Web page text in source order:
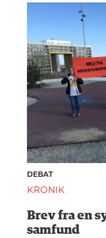
DEBAT
KRONIK
Brev fra en
samfund